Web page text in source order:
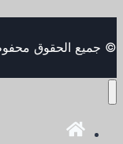
© جميع الحقوق